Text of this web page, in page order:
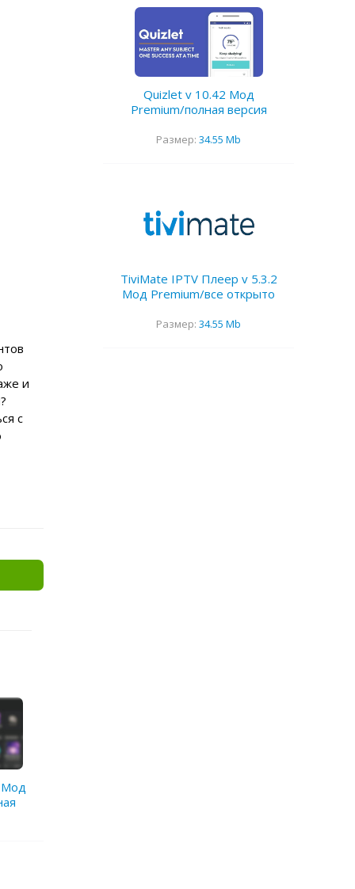
и
с
Мод
Quizlet v 10.42 Мод
Premium/полная версия
Размер: 34.55 Mb
TiviMate IPTV Плеер v 5.3.2
Мод Premium/все открыто
Размер: 34.55 Mb